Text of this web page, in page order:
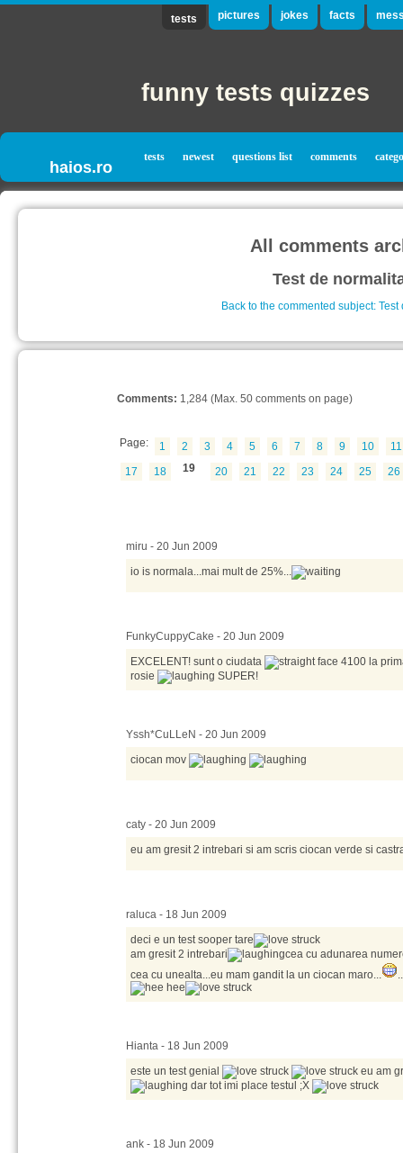
tests pictures jokes facts
funny tests quizzes
haios.ro
tests newest questions list comments
All comments
Test de
Back to the commented subject:
Comments: 1,284 (Max. 50 comments on page)
Page: 1 2 3 4 5 6 7 8 9 10
11
17
18 19 20 21 22 23 24 25 26
miru - 20 Jun 2009
io is normala...mai mult de 25%...
FunkyCuppyCake - 20 Jun 2009
EXCELENT! sunt o ciudata
4100 la
rosie
SUPER!
Yssh*CuLLeN - 20 Jun 2009
ciocan mov
caty - 20 Jun 2009
eu am gresit 2 intrebari si am scris ciocan verde si
raluca - 18 Jun 2009
deci e un test sooper tare
am gresit 2 intrebari
cea cu adunarea
cea cu unealta...eu mam gandit la un ciocan maro...
Hianta - 18 Jun 2009
este un test genial
eu am
dar tot imi place testul ;X
ank - 18 Jun 2009